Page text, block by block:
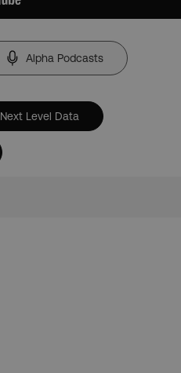
Alpha Podcasts
Next Level Data